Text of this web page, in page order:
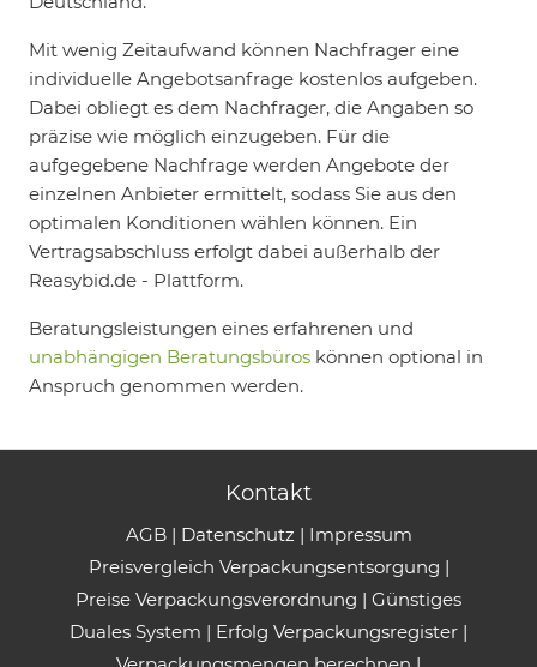
Mit wenig Zeitaufwand können Nachfrager eine
individuelle Angebotsanfrage kostenlos aufgeben.
Dabei obliegt es dem Nachfrager, die Angaben so
präzise wie möglich einzugeben. Für die
aufgegebene Nachfrage werden Angebote der
einzelnen Anbieter ermittelt, sodass Sie aus den
optimalen Konditionen wählen können. Ein
Vertragsabschluss erfolgt dabei außerhalb der
Reasybid.de - Plattform.
Beratungsleistungen eines erfahrenen und
unabhängigen Beratungsbüros können optional in
Anspruch genommen werden.
Kontakt
AGB | Datenschutz | Impressum
Preisvergleich Verpackungsentsorgung |
Preise Verpackungsverordnung | Günstiges
Duales System | Erfolg Verpackungsregister |